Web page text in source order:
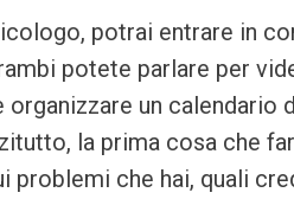
potrai entrare in
potete parlare per
un calendario
la prima cosa che
problemi che hai, quali